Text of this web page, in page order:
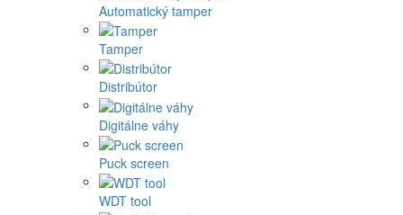
Automatický tamper
Tamper
Distribútor
Digitálne váhy
Puck screen
WDT tool